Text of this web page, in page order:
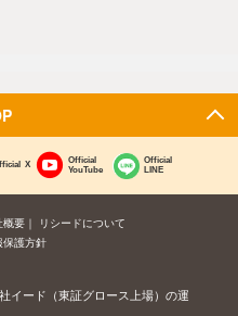
X
Official
YouTube
Official
LINE
概要
リシードについて
保護方針
イード（東証グロース上場）の運